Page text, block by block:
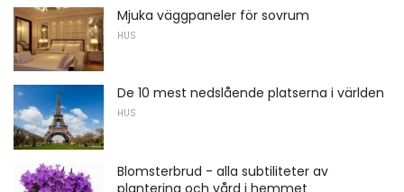
Mjuka väggpaneler för sovrum
HUS
De 10 mest nedslående platserna i världen
HUS
Blomsterbrud - alla subtiliteter av